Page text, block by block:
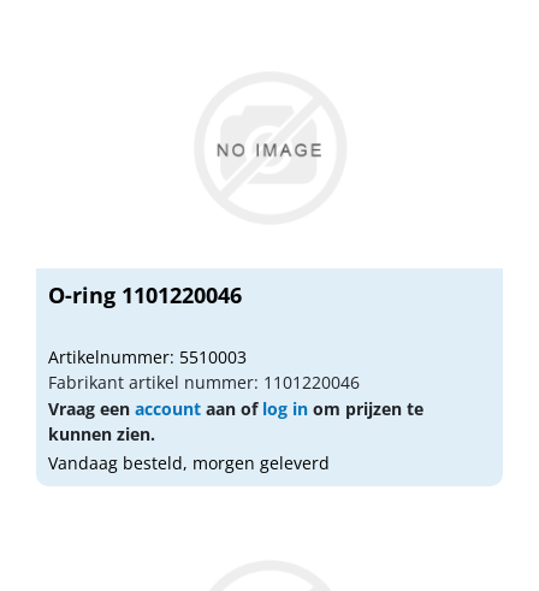
O-ring 1101220046
Artikelnummer: 5510003
Fabrikant artikel nummer: 1101220046
Vraag een account aan of log in om prijzen te
kunnen zien.
Vandaag besteld, morgen geleverd